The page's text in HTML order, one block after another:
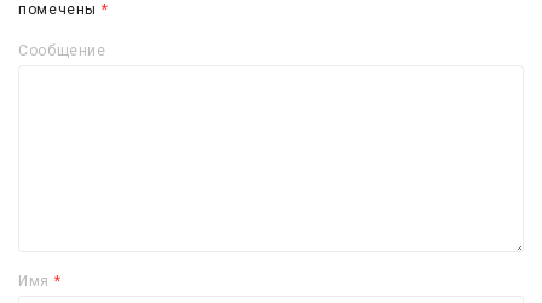
помечены *
Сообщение
Имя *